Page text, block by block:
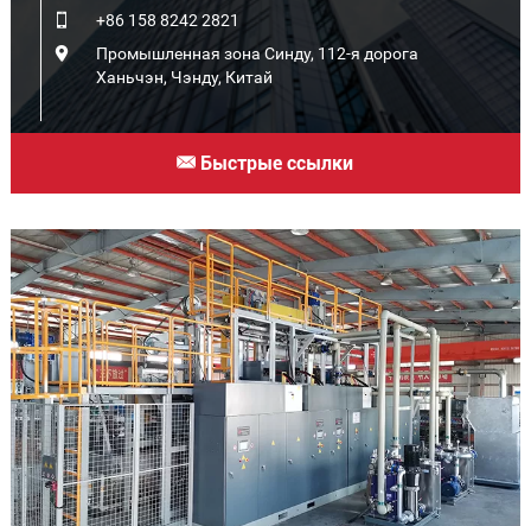
+86 158 8242 2821
Промышленная зона Синду, 112-я дорога
Ханьчэн, Чэнду, Китай
Быстрые ссылки